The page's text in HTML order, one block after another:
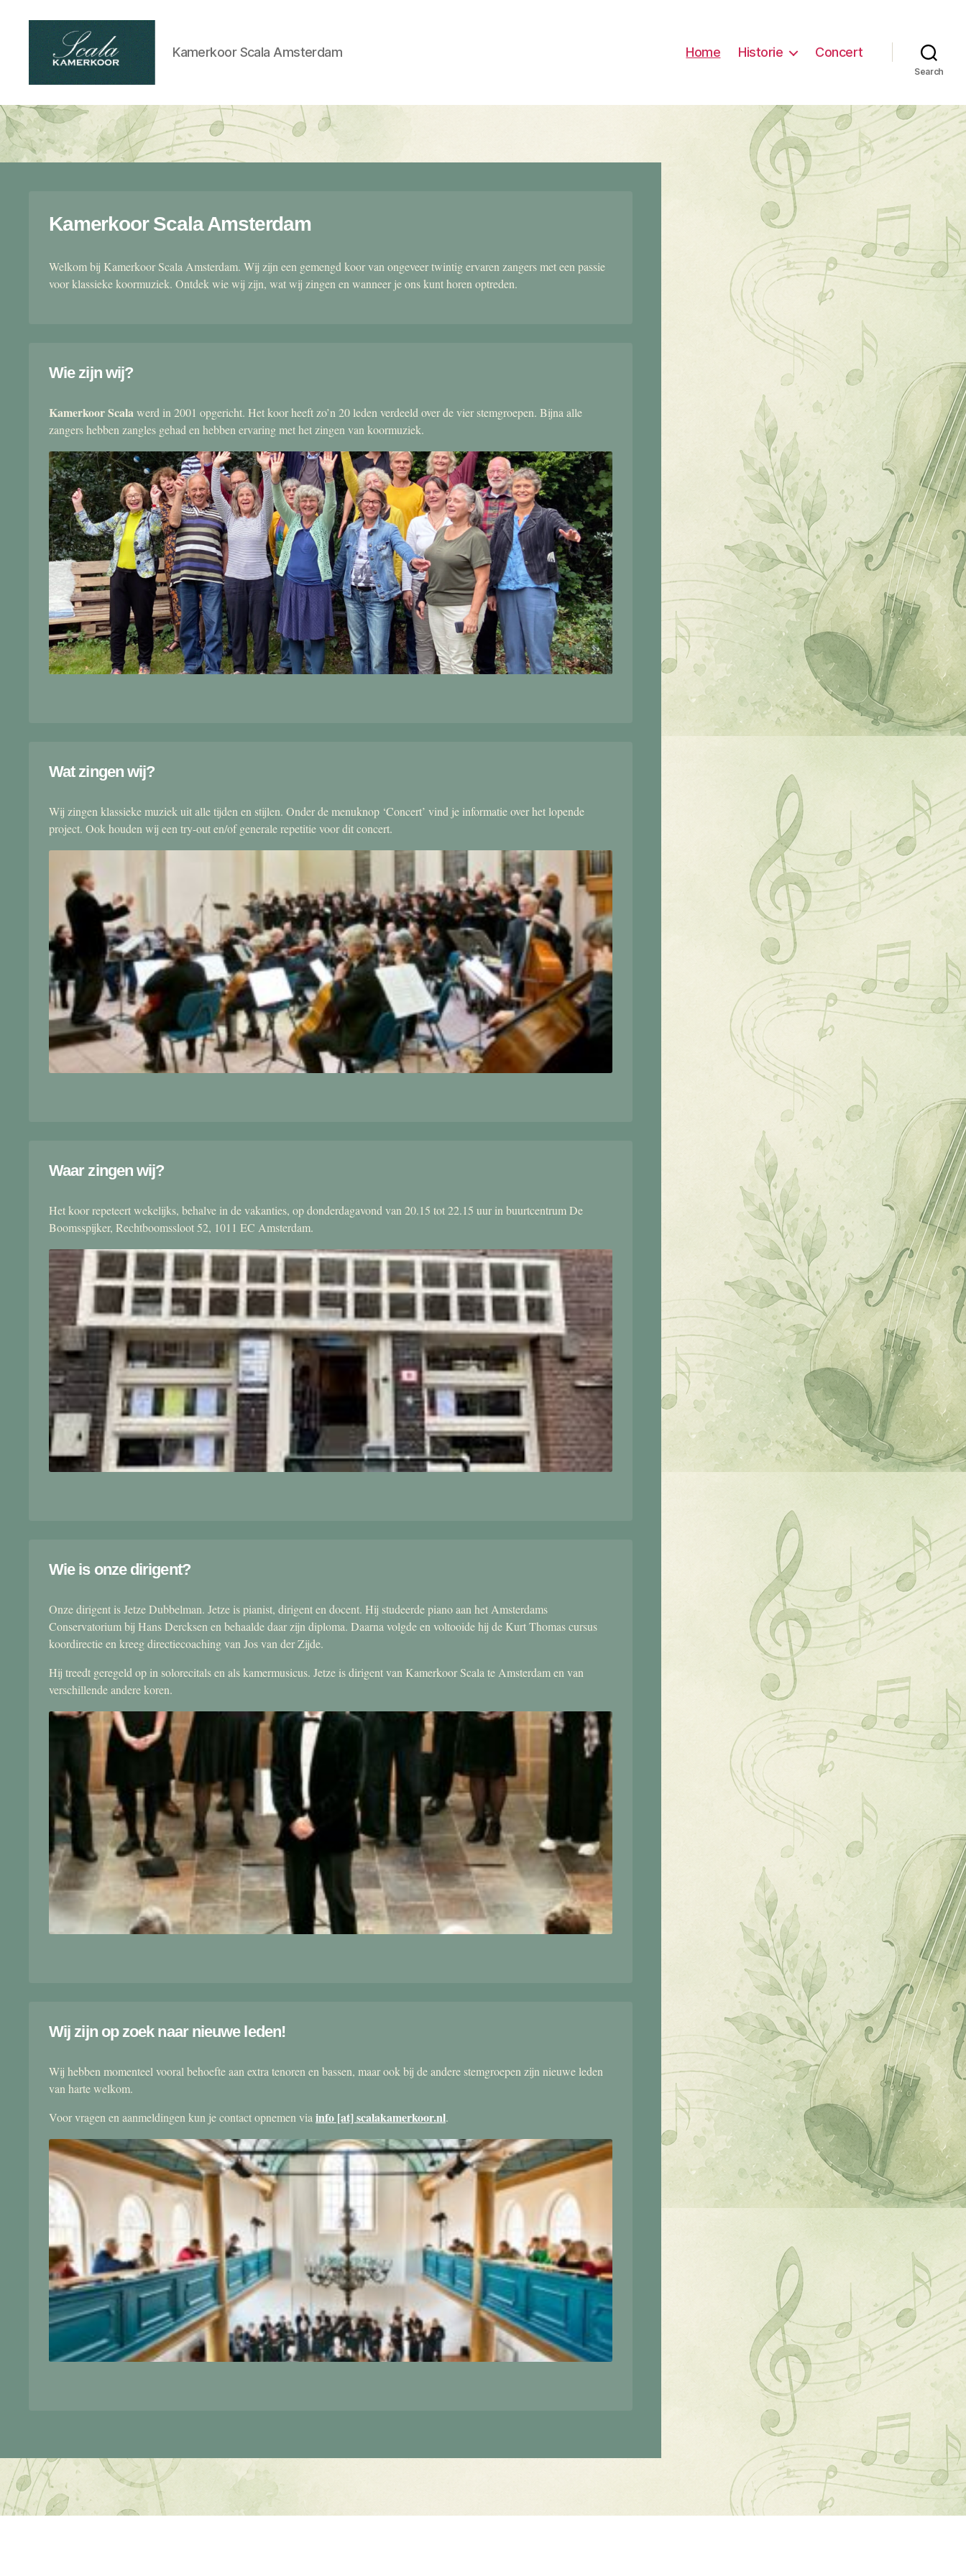
kamerkoor
Kamerkoor Scala Amsterdam Home Historie Concert
Search
Kamerkoor Scala Amsterdam
Welkom bij Kamerkoor Scala Amsterdam. Wij zijn een gemengd koor van ongeveer twintig ervaren zangers met een passie
voor klassieke koormuziek. Ontdek wie wij zijn, wat wij zingen en wanneer je ons kunt horen optreden.
Wie zijn wij?
Kamerkoor Scalawerd in 2001 opgericht. Het koor heeft zo’n 20 leden verdeeld over de vier stemgroepen. Bijna alle
zangers hebben zangles gehad en hebben ervaring met het zingen van koormuziek.
Wat zingen wij?
Wij zingen klassieke muziek uit alle tijden en stijlen. Onder de menuknop ‘Concert’ vind je informatie over het lopende
project. Ook houden wij een try-out en/of generale repetitie voor dit concert.
Waar zingen wij?
Het koor repeteert wekelijks, behalve in de vakanties, op donderdagavond van 20.15 tot 22.15 uur in buurtcentrum De
Boomsspijker, Rechtboomssloot 52, 1011 EC Amsterdam.
Wie is onze dirigent?
Onze dirigent is Jetze Dubbelman. Jetze is pianist, dirigent en docent. Hij studeerde piano aan het Amsterdams
Conservatorium bij Hans Dercksen en behaalde daar zijn diploma. Daarna volgde en voltooide hij de Kurt Thomas cursus
koordirectie en kreeg directiecoaching van Jos van der Zijde.
Hij treedt geregeld op in solorecitals en als kamermusicus. Jetze is dirigent van Kamerkoor Scala te Amsterdam en van
verschillende andere koren.
Wij zijn op zoek naar nieuwe leden!
Wij hebben momenteel vooral behoefte aan extra tenoren en bassen, maar ook bij de andere stemgroepen zijn nieuwe leden
van harte welkom.
Voor vragen en aanmeldingen kun je contact opnemen via info [at] scalakamerkoor.nl.